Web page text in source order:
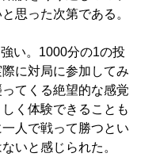
思った次第である。
い。1000分の1の投
に対局に参加してみ
てくる絶望的な感覚
く体験できることも
人で戦って勝つとい
いと感じられた。